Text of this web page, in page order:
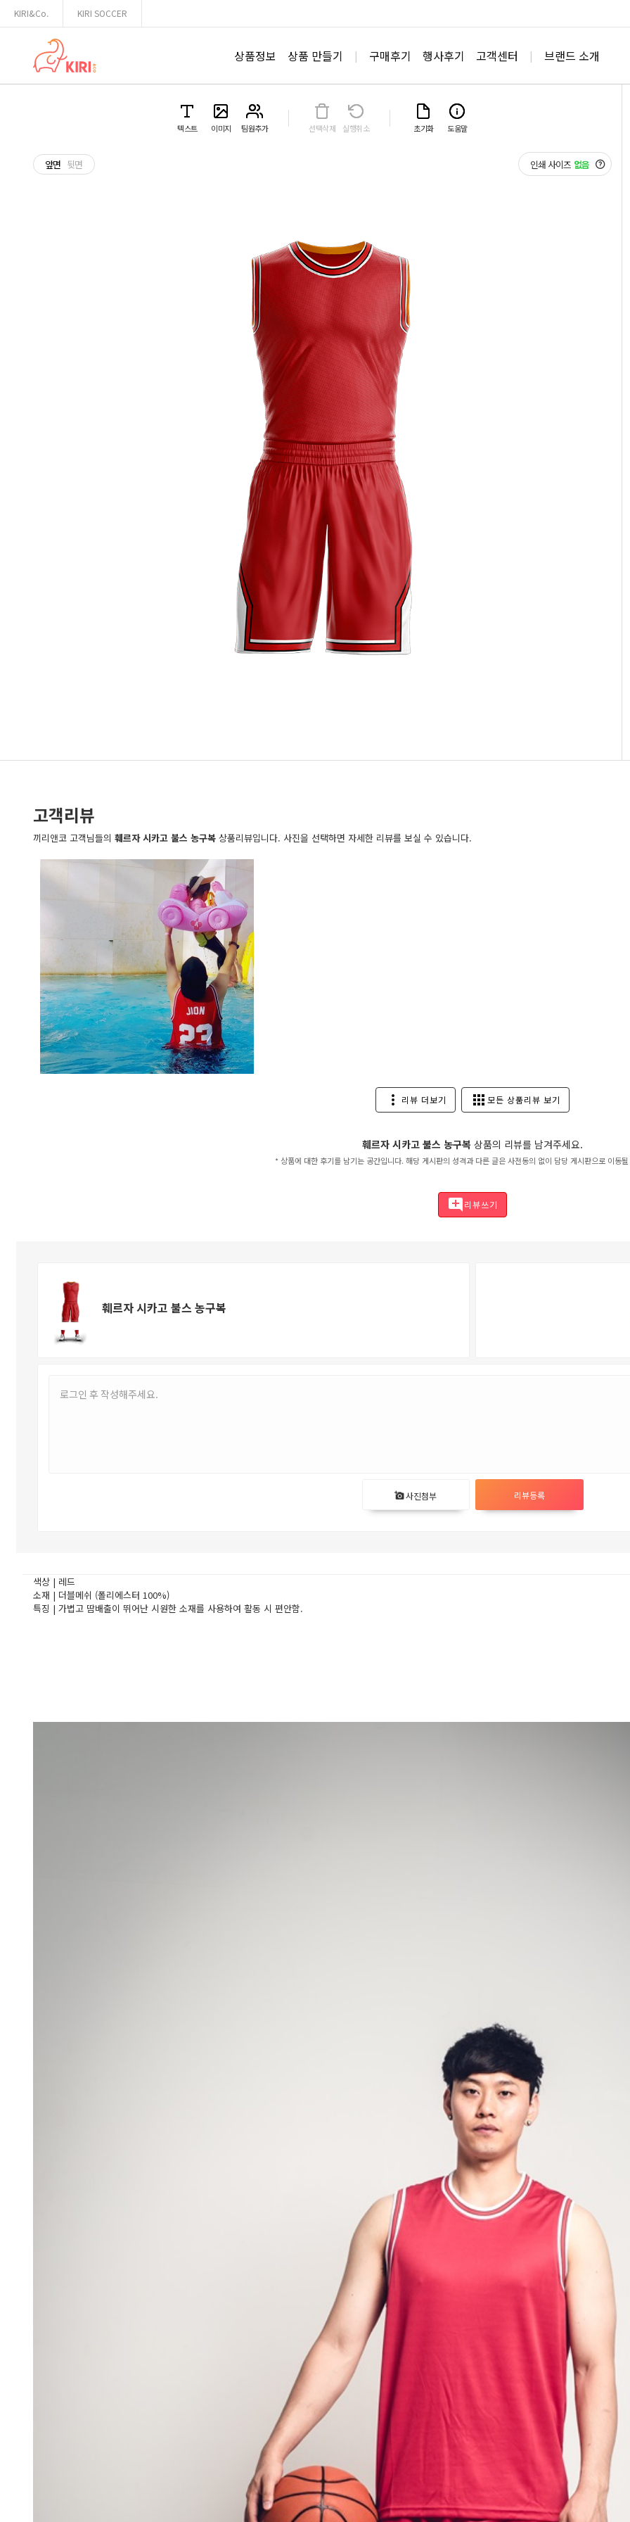
원하는 상품의 견적을 받아보세요. 상품정보
KIRI&Co. KIRI SOCCER
상품정보 상품 만들기 | 구매후기 행사후기 고객센터 | 브랜드 소개
텍스트 이미지 팀원추가 선택삭제 실행취소 초기화 도움말
앞면 뒷면 인쇄 사이즈 없음
고객리뷰
끼리앤코 고객님들의 훼르자 시카고 불스 농구복 상품리뷰입니다. 사진을 선택하면 자세한 리뷰를 보실 수 있습니다.
more_vert 리뷰 더보기 apps 모든 상품리뷰 보기
훼르자 시카고 불스 농구복 상품의 리뷰를 남겨주세요.
* 상품에 대한 후기를 남기는 공간입니다. 해당 게시판의 성격과 다른 글은 사전동의 없이 담당 게시판으로 이동
add_comment 리뷰쓰기
훼르자 시카고 불스 농구복
add_a_photo사진첨부 리뷰등록
색상 | 레드
소재 | 더블메쉬 (폴리에스터 100%)
특징 | 가볍고 땀배출이 뛰어난 시원한 소재를 사용하여 활동 시 편안함.